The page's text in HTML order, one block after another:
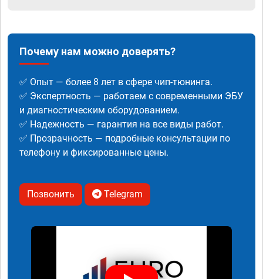
Почему нам можно доверять?
✅ Опыт — более 8 лет в сфере чип-тюнинга.
✅ Экспертность — работаем с современными ЭБУ
и диагностическим оборудованием.
✅ Надежность — гарантия на все виды работ.
✅ Прозрачность — подробные консультации по
телефону и фиксированные цены.
Позвонить Telegram